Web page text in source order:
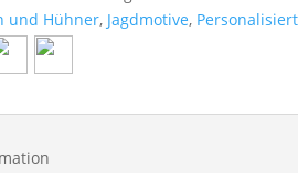
und Hühner, Jagdmotive, Personalisiert